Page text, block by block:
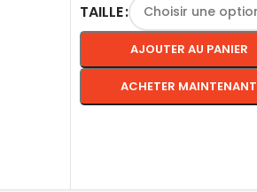
TAILLE
AJOUTER AU PANIER
ACHETER MAINTENANT